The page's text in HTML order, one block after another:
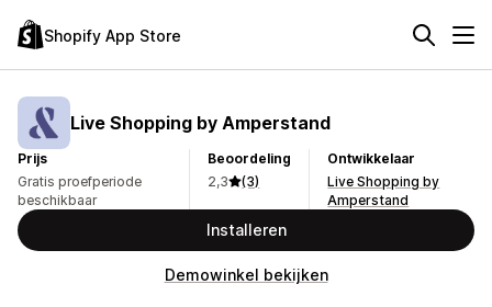
Shopify App Store
Live Shopping by Amperstand
Prijs
Gratis proefperiode
beschikbaar
Beoordeling
2,3
(3)
Ontwikkelaar
Live Shopping by
Amperstand
Installeren
Demowinkel bekijken